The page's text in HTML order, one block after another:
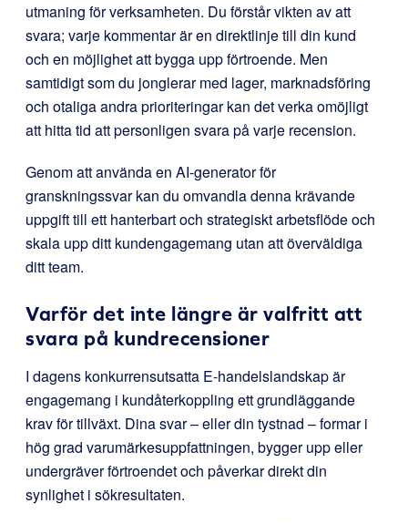
utmaning för verksamheten. Du förstår vikten av att
svara; varje kommentar är en direktlinje till din kund
och en möjlighet att bygga upp förtroende. Men
samtidigt som du jonglerar med lager, marknadsföring
och otaliga andra prioriteringar kan det verka omöjligt
att hitta tid att personligen svara på varje recension.
Genom att använda en AI-generator för
granskningssvar kan du omvandla denna krävande
uppgift till ett hanterbart och strategiskt arbetsflöde och
skala upp ditt kundengagemang utan att överväldiga
ditt team.
Varför det inte längre är valfritt att
svara på kundrecensioner
I dagens konkurrensutsatta E-handelslandskap är
engagemang i kundåterkoppling ett grundläggande
krav för tillväxt. Dina svar – eller din tystnad – formar i
hög grad varumärkesuppfattningen, bygger upp eller
undergräver förtroendet och påverkar direkt din
synlighet i sökresultaten.